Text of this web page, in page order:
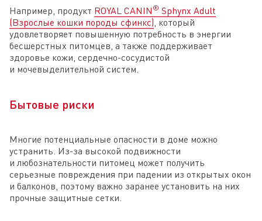
Например, продукт ROYAL CANIN ® Sphynx Adult
(Взрослые кошки породы сфинкс) , который
удовлетворяет повышенную потребность в энергии
бесшерстных питомцев, а также поддерживает
здоровье кожи, сердечно-сосудистой
и мочевыделительной систем.
Бытовые риски
Многие потенциальные опасности в доме можно
устранить. Из-за высокой подвижности
и любознательности питомец может получить
серьезные повреждения при падении из открытых окон
и балконов, поэтому важно заранее установить на них
прочные защитные сетки.